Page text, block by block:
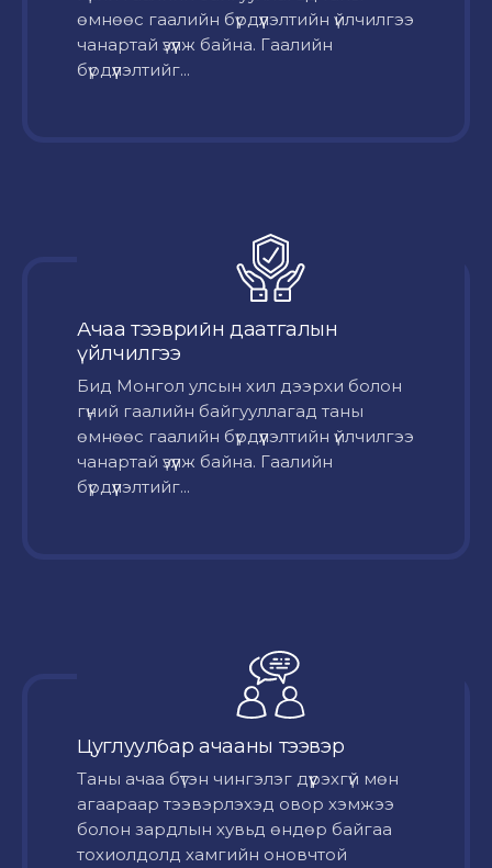
өмнөөс гаалийн бүрдүүлэлтийн үйлчилгээ
чанартай үзүүлж байна. Гаалийн
бүрдүүлэлтийг...
Ачаа тээврийн даатгалын
үйлчилгээ
Бид Монгол улсын хил дээрхи болон
гүний гаалийн байгууллагад таны
өмнөөс гаалийн бүрдүүлэлтийн үйлчилгээ
чанартай үзүүлж байна. Гаалийн
бүрдүүлэлтийг...
Цуглуулбар ачааны тээвэр
Таны ачаа бүтэн чингэлэг дүүрэхгүй мөн
агаараар тээвэрлэхэд овор хэмжээ
болон зардлын хувьд өндөр байгаа
тохиолдолд хамгийн оновчтой